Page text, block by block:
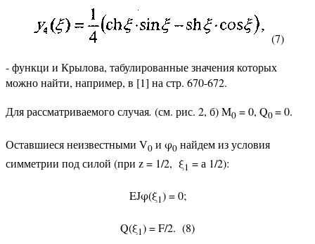
(7)
- функци и Крылова, табулированные значения которых
можно найти, например, в [1] на стр. 670-672.
Для рассматриваемого случая. (см. рис. 2, б) M0 = 0, Q0= 0.
Оставшиеся неизвестными V0 и φ0 найдем из условия
симметрии под силой (при z = 1/2, ξ1 = а 1/2):
EJφ(ξ1) = 0;
Q(ξ1) = F/2. (8)